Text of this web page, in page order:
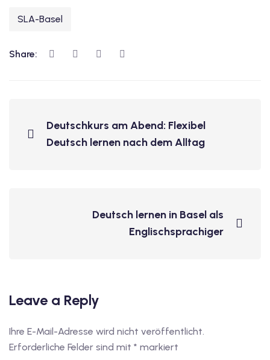
SLA-Basel
Share:
Deutschkurs am Abend: Flexibel
Deutsch lernen nach dem Alltag
Deutsch lernen in Basel als
Englischsprachiger
Leave a Reply
Ihre E-Mail-Adresse wird nicht veröffentlicht.
Erforderliche Felder sind mit * markiert